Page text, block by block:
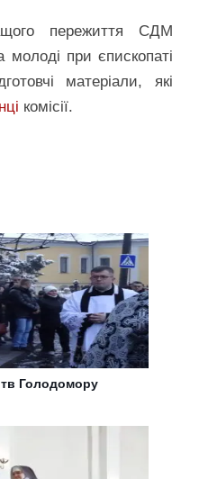
пережиття СДМ
молоді при єпископаті
матеріали, які
комісії.
Голодомору